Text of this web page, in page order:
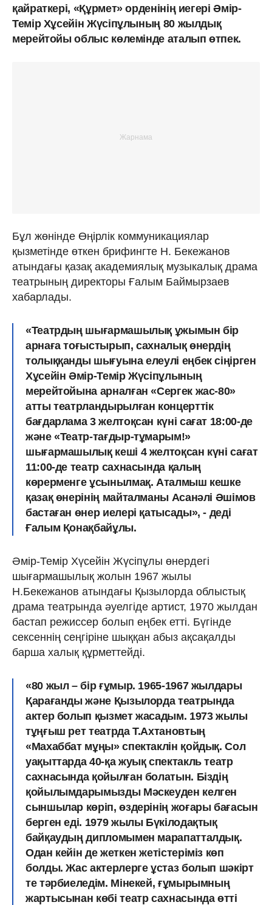
қайраткері, «Құрмет» орденінің иегері Әмір-
Темір Хұсейін Жүсіпұлының 80 жылдық
мерейтойы облыс көлемінде аталып өтпек.
Бұл жөнінде Өңірлік коммуникациялар
қызметінде өткен брифингте Н. Бекежанов
атындағы қазақ академиялық музыкалық драма
театрының директоры Ғалым Баймырзаев
хабарлады.
«Театрдың шығармашылық ұжымын бір
арнаға тоғыстырып, сахналық өнердің
толыққанды шығуына елеулі еңбек сіңірген
Хұсейін Әмір-Темір Жүсіпұлының
мерейтойына арналған «Сергек жас-80»
атты театрландырылған концерттік
бағдарлама 3 желтоқсан күні сағат 18:00-де
және «Театр-тағдыр-тұмарым!»
шығармашылық кеші 4 желтоқсан күні сағат
11:00-де театр сахнасында қалың
көрерменге ұсынылмақ. Аталмыш кешке
қазақ өнерінің майталманы Асанәлі Әшімов
бастаған өнер иелері қатысады», - деді
Ғалым Қонақбайұлы.
Әмір-Темір Хүсейін Жүсіпұлы өнердегі
шығармашылық жолын 1967 жылы
Н.Бекежанов атындағы Қызылорда облыстық
драма театрында әуелгіде артист, 1970 жылдан
бастап режиссер болып еңбек етті. Бүгінде
сексеннің сеңгіріне шыққан абыз ақсақалды
барша халық құрметтейді.
«80 жыл – бір ғұмыр. 1965-1967 жылдары
Қарағанды және Қызылорда театрында
актер болып қызмет жасадым. 1973 жылы
тұңғыш рет театрда Т.Ахтановтың
«Махаббат мұңы» спектаклін қойдық. Сол
уақыттарда 40-қа жуық спектакль театр
сахнасында қойылған болатын. Біздің
қойылымдарымызды Мәскеуден келген
сыншылар көріп, өздерінің жоғары бағасын
берген еді. 1979 жылы Бүкілодақтық
байқаудың дипломымен марапатталдық.
Одан кейін де жеткен жетістеріміз көп
болды. Жас актерлерге ұстаз болып шәкірт
те тәрбиеледім. Мінекей, ғұмырымның
жартысынан көбі театр сахнасында өтті